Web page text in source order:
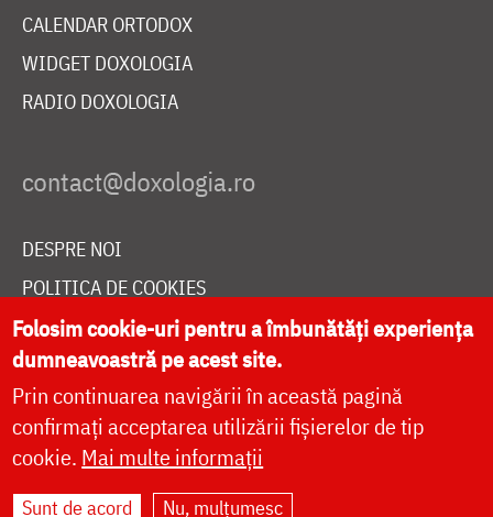
CALENDAR ORTODOX
WIDGET DOXOLOGIA
RADIO DOXOLOGIA
DESPRE NOI
POLITICA DE COOKIES
DONEAZĂ ONLINE PENTRU CATEDRALA NAȚIONALĂ
LIVE
Folosim cookie-uri pentru a îmbunătăți experiența
dumneavoastră pe acest site.
Prin continuarea navigării în această pagină
confirmați acceptarea utilizării fișierelor de tip
cookie. Mai multe informații
Sunt de acord Nu, mulțumesc